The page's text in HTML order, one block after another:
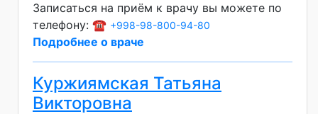
Записаться на приём к врачу вы можете по
телефону: ☎️ +998-98-800-94-80
Подробнее о враче
Куржиямская Татьяна
Викторовна